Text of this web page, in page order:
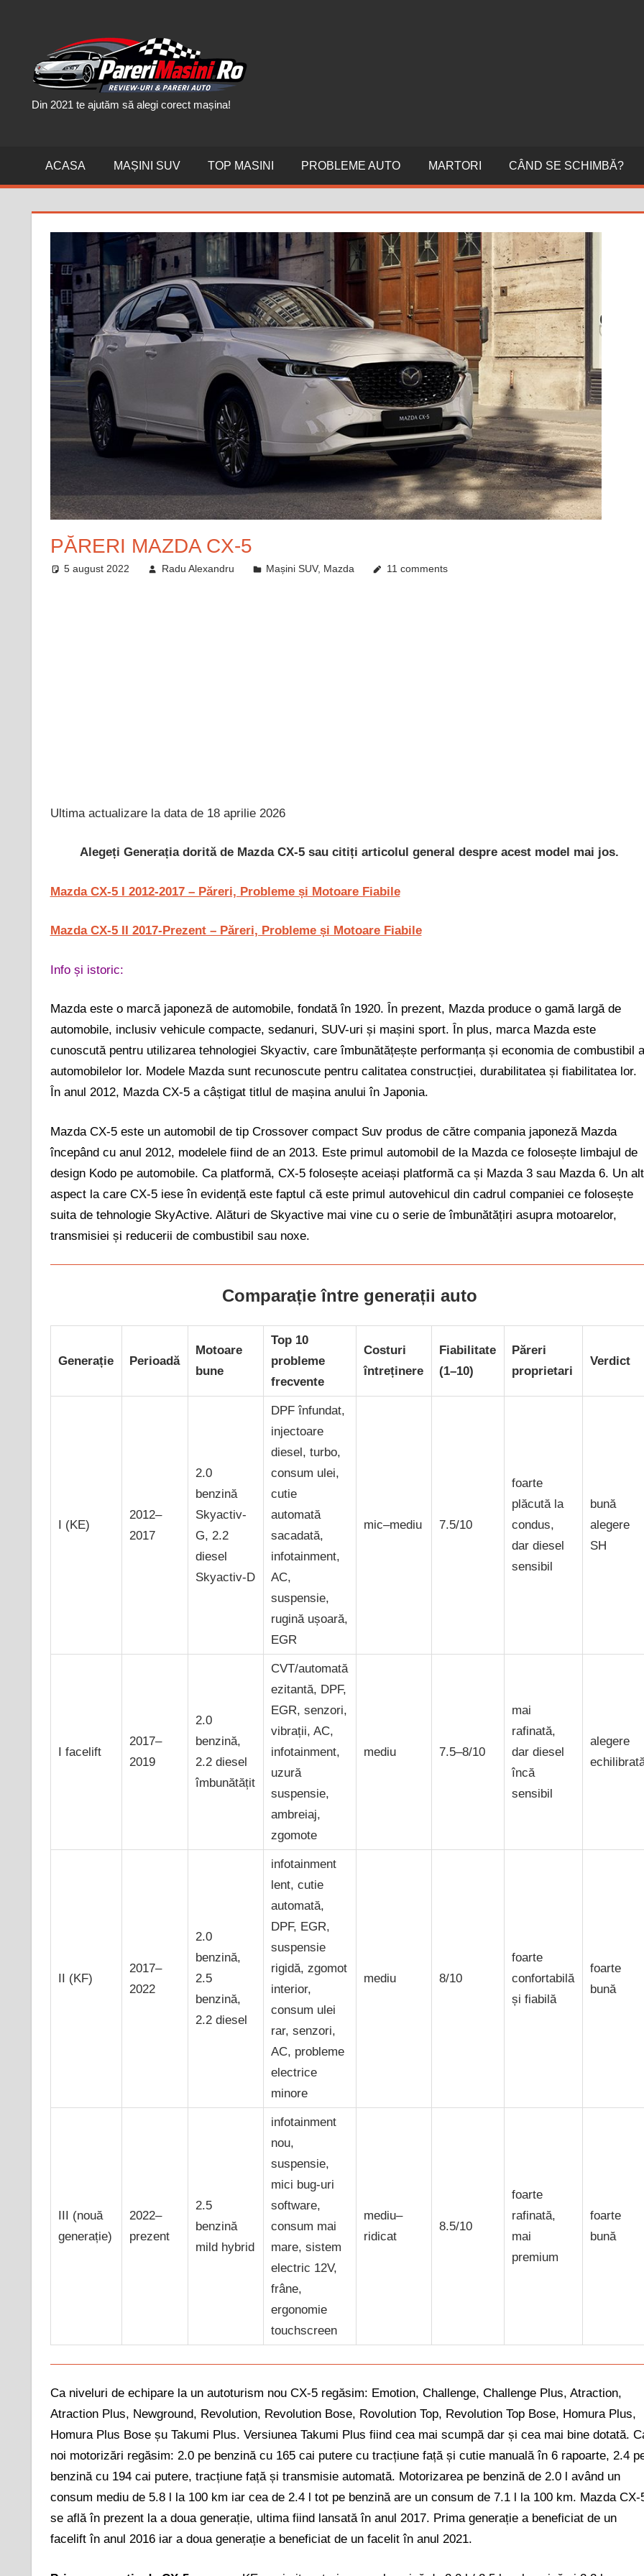
Din 2021 te ajutăm să alegi corect mașina!
ACASA MAȘINI SUV TOP MASINI PROBLEME AUTO MARTORI CÂND SE SCHIMBĂ?
PĂRERI MAZDA CX-5
5 august 2022 Radu Alexandru Mașini SUV, Mazda 11 comments
Ultima actualizare la data de 18 aprilie 2026
Alegeți Generația dorită de Mazda CX-5 sau citiți articolul general despre acest model mai jos.
Mazda CX-5 I 2012-2017 – Păreri, Probleme și Motoare Fiabile
Mazda CX-5 II 2017-Prezent – Păreri, Probleme și Motoare Fiabile
Info și istoric:
Mazda este o marcă japoneză de automobile, fondată în 1920. În prezent, Mazda produce o gamă largă de
automobile, inclusiv vehicule compacte, sedanuri, SUV-uri și mașini sport. În plus, marca Mazda este
cunoscută pentru utilizarea tehnologiei Skyactiv, care îmbunătățește performanța și economia de combustibil a
automobilelor lor. Modele Mazda sunt recunoscute pentru calitatea construcției, durabilitatea și fiabilitatea lor.
În anul 2012, Mazda CX-5 a câștigat titlul de mașina anului în Japonia.
Mazda CX-5 este un automobil de tip Crossover compact Suv produs de către compania japoneză Mazda
începând cu anul 2012, modelele fiind de an 2013. Este primul automobil de la Mazda ce folosește limbajul de
design Kodo pe automobile. Ca platformă, CX-5 folosește aceiași platformă ca și Mazda 3 sau Mazda 6. Un alt
aspect la care CX-5 iese în evidență este faptul că este primul autovehicul din cadrul companiei ce folosește
suita de tehnologie SkyActive. Alături de Skyactive mai vine cu o serie de îmbunătățiri asupra motoarelor,
transmisiei și reducerii de combustibil sau noxe.
Comparație între generații auto
Generație Perioadă
Motoare
bune
Top 10
probleme
frecvente
Costuri
întreținere
Fiabilitate
(1–10)
Păreri
proprietari
Verdict
I (KE)
2012–
2017
2.0
benzină
Skyactiv-
G, 2.2
diesel
Skyactiv-D
DPF înfundat,
injectoare
diesel, turbo,
consum ulei,
cutie
automată
sacadată,
infotainment,
AC,
suspensie,
rugină ușoară,
EGR
mic–mediu 7.5/10
foarte
plăcută la
condus,
dar diesel
sensibil
bună
alegere
SH
I facelift
2017–
2019
2.0
benzină,
2.2 diesel
îmbunătățit
CVT/automată
ezitantă, DPF,
EGR, senzori,
vibrații, AC,
infotainment,
uzură
suspensie,
ambreiaj,
zgomote
mediu 7.5–8/10
mai
rafinată,
dar diesel
încă
sensibil
alegere
II (KF)
2017–
2022
2.0
benzină,
2.5
benzină,
2.2 diesel
infotainment
lent, cutie
automată,
DPF, EGR,
suspensie
rigidă, zgomot
interior,
consum ulei
rar, senzori,
AC, probleme
electrice
minore
mediu 8/10
foarte
confortabilă
și fiabilă
foarte
bună
III (nouă
generație)
2022–
prezent
2.5
benzină
mild hybrid
infotainment
nou,
suspensie,
mici bug-uri
software,
consum mai
mare, sistem
electric 12V,
frâne,
ergonomie
touchscreen
mediu–
ridicat
8.5/10
foarte
rafinată,
mai
premium
foarte
bună
Ca niveluri de echipare la un autoturism nou CX-5 regăsim: Emotion, Challenge, Challenge Plus, Atraction,
Atraction Plus, Newground, Revolution, Revolution Bose, Rovolution Top, Revolution Top Bose, Homura Plus,
Homura Plus Bose șu Takumi Plus. Versiunea Takumi Plus fiind cea mai scumpă dar și cea mai bine dotată.
noi motorizări regăsim: 2.0 pe benzină cu 165 cai putere cu tracțiune față și cutie manuală în 6 rapoarte, 2.4
benzină cu 194 cai putere, tracțiune față și transmisie automată. Motorizarea pe benzină de 2.0 l având un
consum mediu de 5.8 l la 100 km iar cea de 2.4 l tot pe benzină are un consum de 7.1 l la 100 km. Mazda CX-
se află în prezent la a doua generație, ultima fiind lansată în anul 2017. Prima generație a beneficiat de un
facelift în anul 2016 iar a doua generație a beneficiat de un facelit în anul 2021.